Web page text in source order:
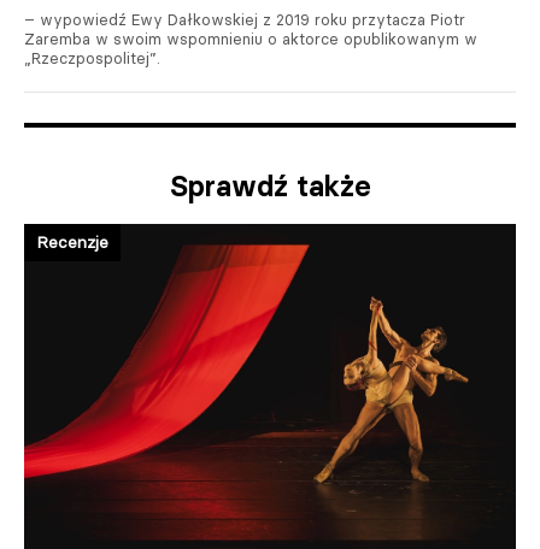
– wypowiedź Ewy Dałkowskiej z 2019 roku przytacza Piotr
Zaremba w swoim wspomnieniu o aktorce opublikowanym w
„Rzeczpospolitej”.
Sprawdź także
Recenzje